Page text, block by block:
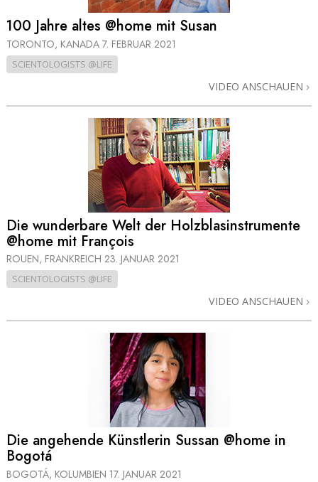
100 Jahre altes @home mit Susan
TORONTO, KANADA 7. FEBRUAR 2021
SCIENTOLOGISTS @LIFE
VIDEO ANSCHAUEN
Die wunderbare Welt der Holzblas­instrumente
@home mit François
ROUEN, FRANKREICH 23. JANUAR 2021
SCIENTOLOGISTS @LIFE
VIDEO ANSCHAUEN
Die angehende Künstlerin Sussan @home in
Bogotá
BOGOTÁ, KOLUMBIEN 17. JANUAR 2021